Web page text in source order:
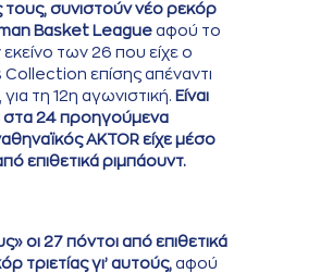
τους, συνιστούν νέο ρεκόρ
Basket League αφού το
των 26 που είχε ο
επίσης απέναντι
τη 12η αγωνιστική. Είναι
στα 24 προηγούμενα
AKTOR είχε μέσο
επιθετικά ριμπάουντ.
οι 27 πόντοι από επιθετικά
τριετίας γι’ αυτούς, αφού